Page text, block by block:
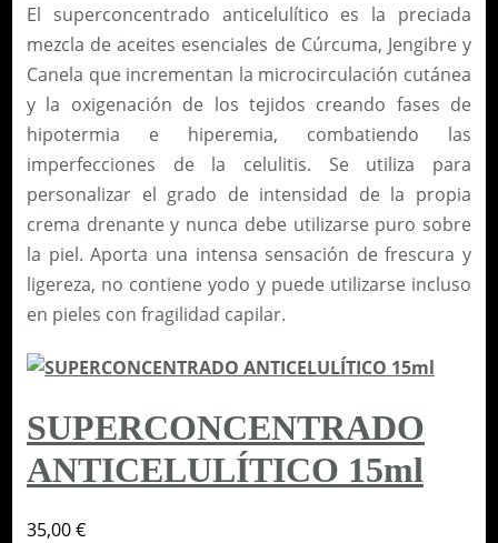
t
i
d
a
d
R
P
O
R
A
L
D
R
E
N
A
N
T
2
0
m
El superconcentrado anticelulítico es la preciada
mezcla de aceites esenciales de Cúrcuma, Jengibre y
Canela que incrementan la microcirculación cutánea
y la oxigenación de los tejidos creando fases de
hipotermia e hiperemia, combatiendo las
imperfecciones de la celulitis. Se utiliza para
personalizar el grado de intensidad de la propia
crema drenante y nunca debe utilizarse puro sobre
la piel. Aporta una intensa sensación de frescura y
ligereza, no contiene yodo y puede utilizarse incluso
en pieles con fragilidad capilar.
SUPERCONCENTRADO
ANTICELULÍTICO 15ml
35,00€